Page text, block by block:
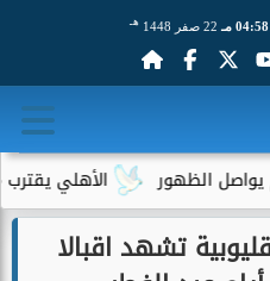
04:58 مـ 22 صفر 1448 هـ
الأهلي يقترب من حسم
تشهد اقبالا